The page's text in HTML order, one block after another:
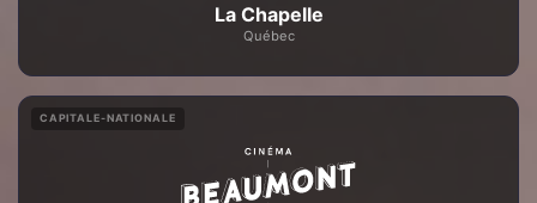
La Chapelle
Québec
CAPITALE-NATIONALE